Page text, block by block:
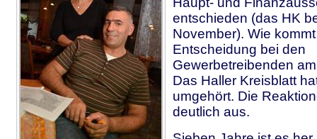
entschieden (das HK
November). Wie
Entscheidung bei den
Gewerbetreibenden
Das Haller Kreisblatt
umgehört. Die
deutlich aus.